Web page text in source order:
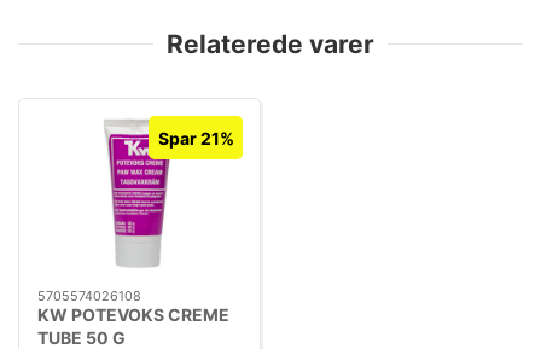
Relaterede varer
Spar 21%
5705574026108
KW POTEVOKS CREME
TUBE 50 G